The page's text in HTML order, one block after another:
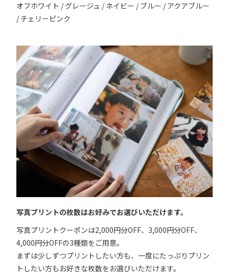
オフホワイト / グレージュ / ネイビー / ブルー / アクアブルー
/ チェリーピンク
写真プリントの枚数はお好みでお選びいただけます。
写真プリントクーポンは2,000円分OFF、3,000円分OFF、
4,000円分OFFの3種類をご用意。
まずは少しずつプリントしたい方も、一度にたっぷりプリン
トしたい方もお好きな枚数をお選びいただけます。